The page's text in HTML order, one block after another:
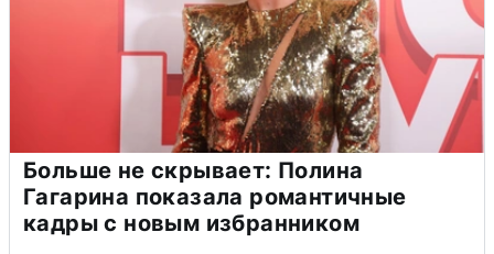
Больше не скрывает: Полина
Гагарина показала романтичные
кадры с новым избранником